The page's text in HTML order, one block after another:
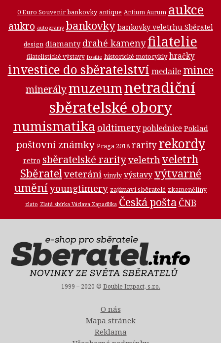
0 Euro Souvenir bankovky antique Antium Aurum aukce
aukro autogramy bankovky bankovky veletrhu Sběratel
design diamanty drahé kamenyfilatelie
filatelistické výstavy fosilie historické motocykly hračky
investice do sběratelství medaile mince
minerálymuzeumnetradiční
sběratelské obory
numismatika oldtimery pohlednice Poklad
poštovní známky Praga 2018 rarity rekordy
retro sběratelské rarityveletrhveletrh
Sběratelveteráni vinyly výstavy výtvarné
uměníyoungtimery zajímaví sběratelé zkameněliny
zlato Zlatá sbírka Václava Zapadlíka Česká pošta ČNB
1999 – 2020 © Double Impact, s.r.o.
O nás
Mapa stránek
Reklama